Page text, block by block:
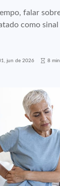
falar
como sinal
jun de 2026 8